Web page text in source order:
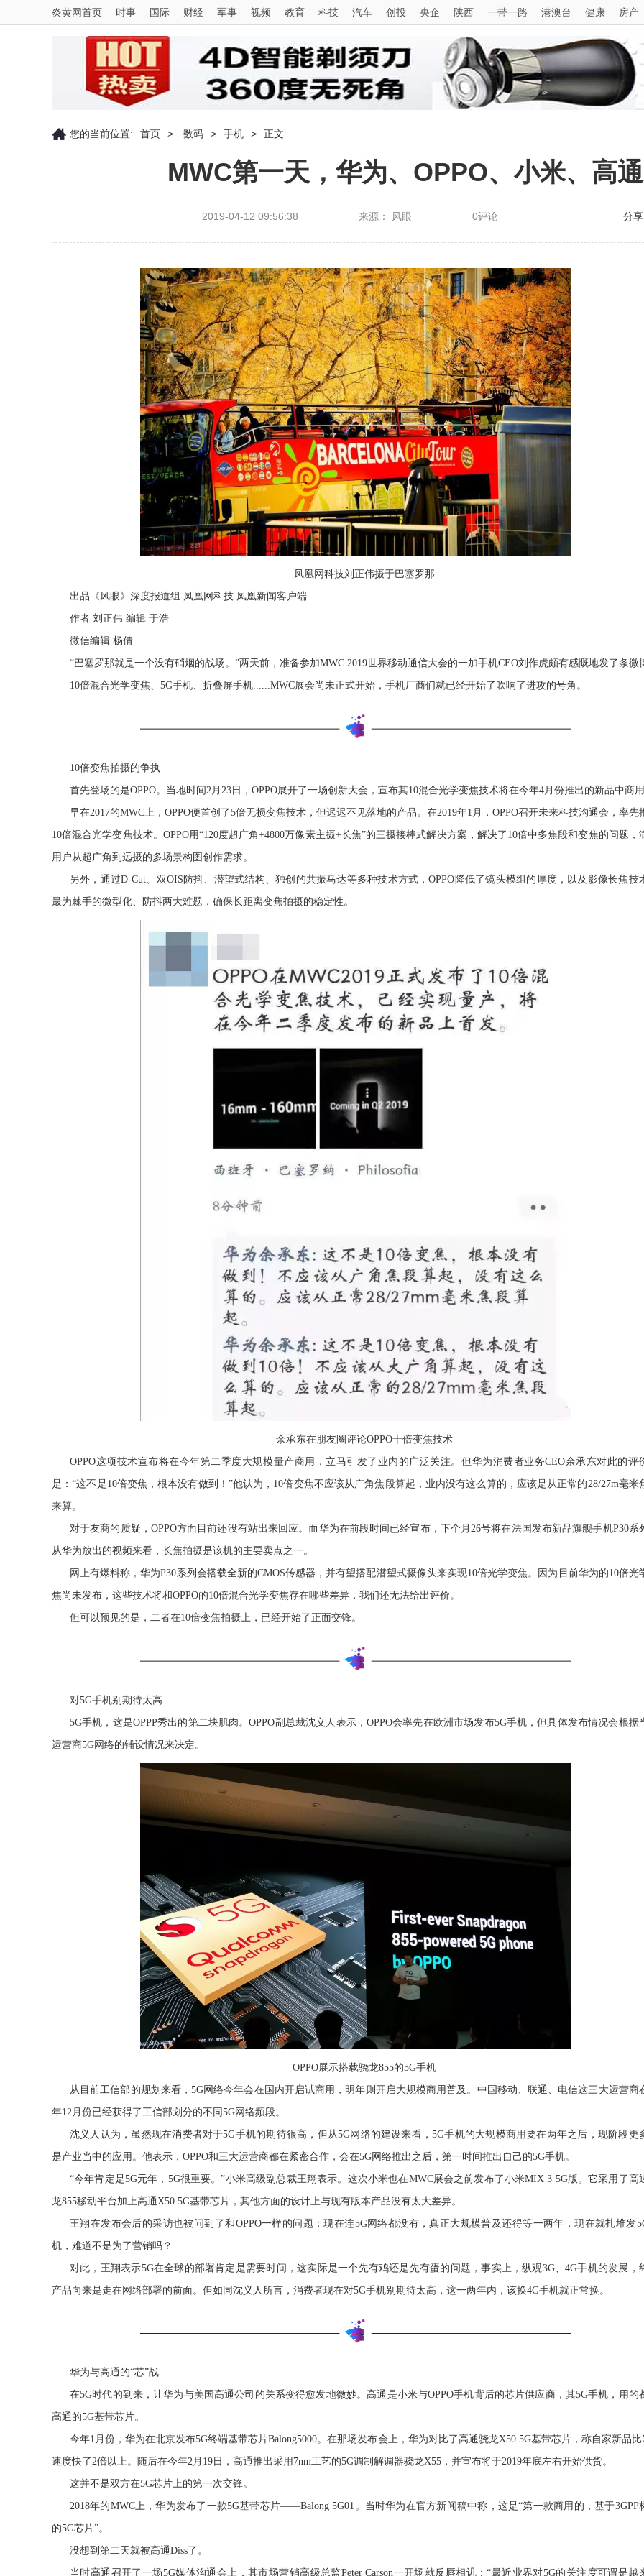
炎黄网首页 时事 国际 财经 军事 视频 教育 科技 汽车 创投 央企 陕西 一带一路 港澳台 健康 房产
您的当前位置: 首页 > 数码 > 手机 > 正文
MWC第一天，华为、OPPO、小米、高
2019-04-12 09:56:38 来源： 风眼 0评论 分
凤凰网科技刘正伟摄于巴塞罗那
出品《风眼》深度报道组 凤凰网科技 凤凰新闻客户端
作者 刘正伟 编辑 于浩
微信编辑 杨倩
“巴塞罗那就是一个没有硝烟的战场。”两天前，准备参加MWC 2019世界移动通信大会的一加手机CEO刘作虎颇有感慨地发了条微
10倍混合光学变焦、5G手机、折叠屏手机......MWC展会尚未正式开始，手机厂商们就已经开始了吹响了进攻的号角。
10倍变焦拍摄的争执
首先登场的是OPPO。当地时间2月23日，OPPO展开了一场创新大会，宣布其10混合光学变焦技术将在今年4月份推出的新品中商
早在2017的MWC上，OPPO便首创了5倍无损变焦技术，但迟迟不见落地的产品。在2019年1月，OPPO召开未来科技沟通会，率先
10倍混合光学变焦技术。OPPO用“120度超广角+4800万像素主摄+长焦”的三摄接棒式解决方案，解决了10倍中多焦段和变焦的问题，
用户从超广角到远摄的多场景构图创作需求。
另外，通过D-Cut、双OIS防抖、潜望式结构、独创的共振马达等多种技术方式，OPPO降低了镜头模组的厚度，以及影像长焦技
最为棘手的微型化、防抖两大难题，确保长距离变焦拍摄的稳定性。
余承东在朋友圈评论OPPO十倍变焦技术
OPPO这项技术宣布将在今年第二季度大规模量产商用，立马引发了业内的广泛关注。但华为消费者业务CEO余承东对此的评
是：“这不是10倍变焦，根本没有做到！”他认为，10倍变焦不应该从广角焦段算起，业内没有这么算的，应该是从正常的28/27m毫米
来算。
对于友商的质疑，OPPO方面目前还没有站出来回应。而华为在前段时间已经宣布，下个月26号将在法国发布新品旗舰手机P30系
从华为放出的视频来看，长焦拍摄是该机的主要卖点之一。
网上有爆料称，华为P30系列会搭载全新的CMOS传感器，并有望搭配潜望式摄像头来实现10倍光学变焦。因为目前华为的10倍光
焦尚未发布，这些技术将和OPPO的10倍混合光学变焦存在哪些差异，我们还无法给出评价。
但可以预见的是，二者在10倍变焦拍摄上，已经开始了正面交锋。
对5G手机别期待太高
5G手机，这是OPPP秀出的第二块肌肉。OPPO副总裁沈义人表示，OPPO会率先在欧洲市场发布5G手机，但具体发布情况会根据
运营商5G网络的铺设情况来决定。
OPPO展示搭载骁龙855的5G手机
从目前工信部的规划来看，5G网络今年会在国内开启试商用，明年则开启大规模商用普及。中国移动、联通、电信这三大运营商
年12月份已经获得了工信部划分的不同5G网络频段。
沈义人认为，虽然现在消费者对于5G手机的期待很高，但从5G网络的建设来看，5G手机的大规模商用要在两年之后，现阶段更
是产业当中的应用。 他表示，OPPO和三大运营商都在紧密合作，会在5G网络推出之后，第一时间推出自己的5G手机。
“今年肯定是5G元年，5G很重要。”小米高级副总裁王翔表示。这次小米也在MWC展会之前发布了小米MIX 3 5G版。它采用了高
龙855移动平台加上高通X50 5G基带芯片，其他方面的设计上与现有版本产品没有太大差异。
王翔在发布会后的采访也被问到了和OPPO一样的问题：现在连5G网络都没有，真正大规模普及还得等一两年，现在就扎堆发
机，难道不是为了营销吗？
对此，王翔表示5G在全球的部署肯定是需要时间，这实际是一个先有鸡还是先有蛋的问题，事实上，纵观3G、4G手机的发展，
产品向来是走在网络部署的前面。但如同沈义人所言，消费者现在对5G手机别期待太高，这一两年内，该换4G手机就正常换。
华为与高通的“芯”战
在5G时代的到来，让华为与美国高通公司的关系变得愈发地微妙。高通是小米与OPPO手机背后的芯片供应商，其5G手机，用的
高通的5G基带芯片。
今年1月份，华为在北京发布5G终端基带芯片Balong5000。在那场发布会上，华为对比了高通骁龙X50 5G基带芯片，称自家新品比
速度快了2倍以上。随后在今年2月19日，高通推出采用7nm工艺的5G调制解调器骁龙X55，并宣布将于2019年底左右开始供货。
这并不是双方在5G芯片上的第一次交锋。
2018年的MWC上，华为发布了一款5G基带芯片——Balong 5G01。当时华为在官方新闻稿中称，这是“第一款商用的，基于3GPP
的5G芯片”。
没想到第二天就被高通Diss了。
当时高通召开了一场5G媒体沟通会上，其市场营销高级总监Peter Carson一开场就反唇相讥：“最近业界对5G的关注度可谓是越